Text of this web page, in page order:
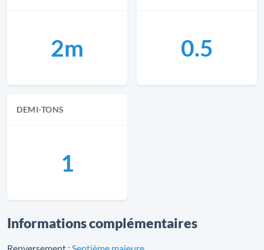
2m 0.5
DEMI-TONS
1
Informations complémentaires